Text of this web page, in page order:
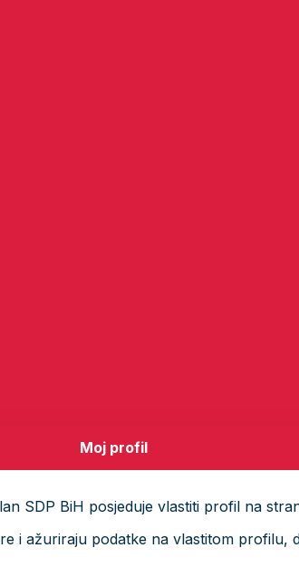
Moj profil
SDP BiH posjeduje vlastiti profil na
i ažuriraju podatke na vlastitom profilu,